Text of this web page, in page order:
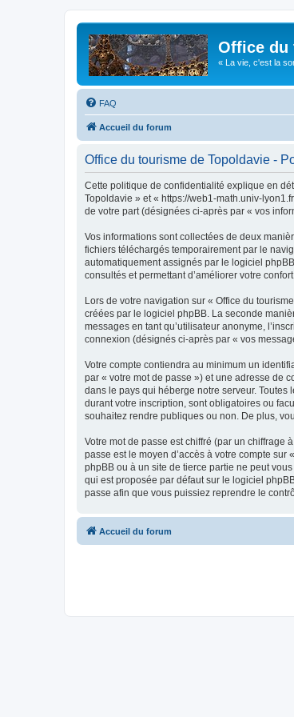
Office du
« La vie, c'est la
FAQ
Accueil du forum
Office du tourisme de Topoldavie -
Cette politique de confidentialité explique en
Topoldavie » et « https://web1-math.univ-
de votre part (désignées ci-après par « vos
Vos informations sont collectées de deux
fichiers téléchargés temporairement par le
automatiquement assignés par le logiciel
consultés et permettant d’améliorer votre
Lors de votre navigation sur « Office du
créées par le logiciel phpBB. La seconde
messages en tant qu’utilisateur anonyme,
connexion (désignés ci-après par « vos
Votre compte contiendra au minimum un
par « votre mot de passe ») et une adresse de
dans le pays qui héberge notre serveur. Toutes
durant votre inscription, sont obligatoires ou
souhaitez rendre publiques ou non. De plus,
Votre mot de passe est chiffré (par un chiffrage
passe est le moyen d’accès à votre compte
phpBB ou à un site de tierce partie ne peut
qui est proposée par défaut sur le logiciel
passe afin que vous puissiez reprendre le
Accueil du forum